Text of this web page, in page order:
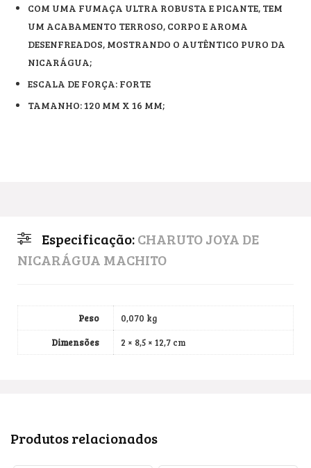
COM UMA FUMAÇA ULTRA ROBUSTA E PICANTE, TEM
UM ACABAMENTO TERROSO, CORPO E AROMA
DESENFREADOS, MOSTRANDO O AUTÊNTICO PURO DA
NICARÁGUA;
ESCALA DE FORÇA: FORTE
TAMANHO: 120 MM X 16 MM;
Especificação:CHARUTO JOYA DE
NICARÁGUA MACHITO
Peso
0,070 kg
Dimensões
2 × 8,5 × 12,7 cm
Produtos relacionados